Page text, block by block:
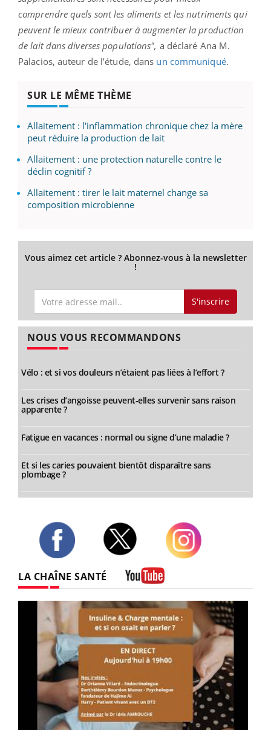
comprendre quels sont les aliments et les nutriments qui
peuvent le mieux contribuer à augmenter la production
de lait dans diverses populations", a déclaré Ana M.
Palacios, auteur de l’étude, dans un communiqué.
SUR LE MÊME THÈME
Allaitement : l'inflammation chronique chez la mère
peut réduire la production de lait
Allaitement : une protection naturelle contre le
déclin cognitif ?
Allaitement : tirer le lait maternel change sa
composition microbienne
Vous aimez cet article ? Abonnez-vous à la newsletter
!
S'inscrire
NOUS VOUS RECOMMANDONS
Vélo : et si vos douleurs n’étaient pas liées à l’effort ?
Les crises d’angoisse peuvent-elles survenir sans raison
apparente ?
Fatigue en vacances : normal ou signe d’une maladie ?
Et si les caries pouvaient bientôt disparaître sans
plombage ?
LA CHAÎNE SANTÉ